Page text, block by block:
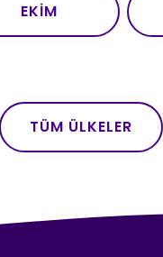
EKIM
TÜM ÜLKELER